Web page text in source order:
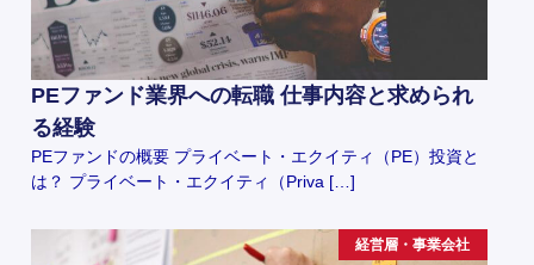
PEファンド業界への転職 仕事内容と求められ
る経験
PEファンドの概要 プライベート・エクイティ（PE）投資と
は？ プライベート・エクイティ（Priva […]
経営層・事業会社